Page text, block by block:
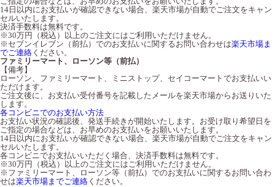
14日以内にお支払いが確認できない場合、楽天市場が自動でご注文をキャン
セルいたします。
決済手数料は無料です。
※30万円（税込）以上のご注文にはご利用いただけません。
※セブンイレブン（前払）でのお支払いに関するお問い合わせは楽天市場ま
でご連絡 ください。
ファミリーマート、ローソン等（前払）
【備考】
ローソン、ファミリーマート、ミニストップ、セイコーマートでお支払いい
ただけます。
ご注文後に、お支払い受付番号を記載したメールを楽天市場からお送りいた
します。
各コンビニでのお支払い方法
お支払い状況の確認後、発送手続きが開始いたします。お受け取り希望日を
ご指定の場合などは、お早めのお支払いをお願いいたします。
14日以内にお支払いが確認できない場合、楽天市場が自動でご注文をキャン
セルいたします。
各コンビニでお支払いいただく場合、決済手数料は無料です。
※30万円（税込）以上のご注文にはご利用いただけません。
※ファミリーマート、ローソン等（前払）でのお支払いに関するお問い合わ
せは楽天市場までご連絡 ください。